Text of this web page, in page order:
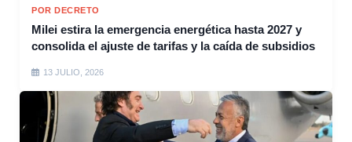
POR DECRETO
Milei estira la emergencia energética hasta 2027 y
consolida el ajuste de tarifas y la caída de subsidios
13 JULIO, 2026